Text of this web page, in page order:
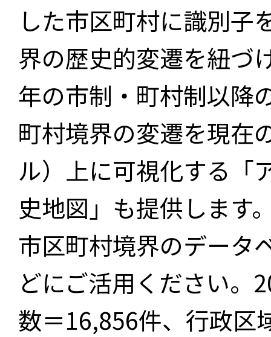
した市区町村に識別子
界の歴史的変遷を紐づ
年の市制・町村制以降
町村境界の変遷を現在
ル）上に可視化する「
史地図」も提供します
市区町村境界のデータ
どにご活用ください。
数＝16,856件、行政区